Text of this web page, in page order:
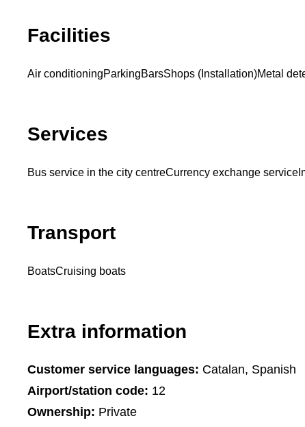
Facilities
Air conditioningParkingBarsShops (Installation)Metal
Services
Bus service in the city centreCurrency exchange service
Transport
BoatsCruising boats
Extra information
Customer service languages: Catalan, Spanish
Airport/station code: 12
Ownership: Private